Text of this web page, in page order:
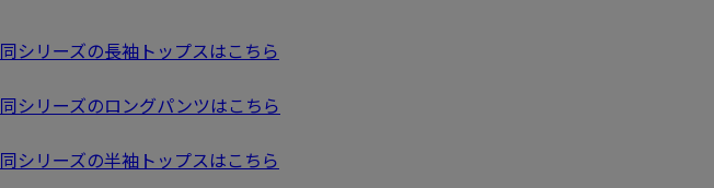
同シリーズの長袖トップスはこちら
同シリーズのロングパンツはこちら
同シリーズの半袖トップスはこちら